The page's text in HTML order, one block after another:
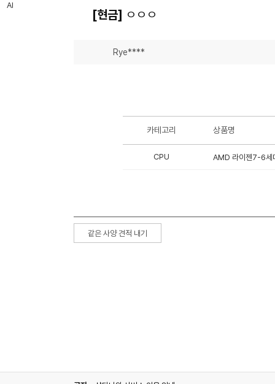
[현금] ㅇㅇㅇ
Rye****
카테고리 상품명
CPU AMD 라이젠7-6세
같은 사양 견적 내기